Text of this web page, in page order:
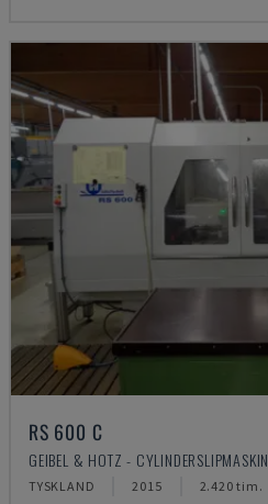
RS 600 C
GEIBEL & HOTZ - CYLINDERSLIPMASKIN
TYSKLAND 2015 2.420 tim.